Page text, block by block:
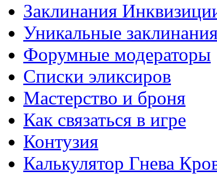
Заклинания
Уникальные
Форумные модераторы
Списки эликсиров
Мастерство и броня
Как связаться в игре
Контузия
Калькулятор Гнева